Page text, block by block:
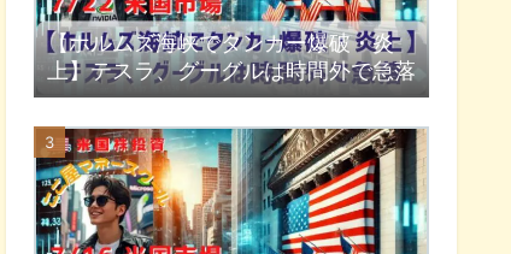
【ホルムズ海峡でタンカー爆破・炎
上】テスラ、グーグルは時間外で急落